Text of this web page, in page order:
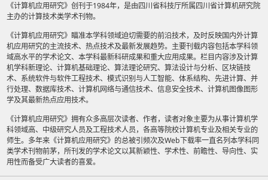
《计算机应用研究》创刊于1984年，是由四川省科技厅所属四川省计算机研究院
主办的计算技术类学术刊物。
《计算机应用研究》瞄准本学科领域迫切需要的前沿技术，及时反映国内外计算
机应用研究的主流技术、热点技术及最新发展趋势。主要刊载内容包括本学科领
域高水平的学术论文、本学科最新科研成果和重大应用成果。栏目内容涉及计算
机学科新理论、计算机基础理论、算法理论研究、算法设计与分析、区块链技
术、系统软件与软件工程技术、模式识别与人工智能、体系结构、先进计算、并
行处理、数据库技术、计算机网络与通信技术、信息安全技术、计算机图像图形
学及其最新热点应用技术。
《计算机应用研究》拥有众多高层次读者、作者，读者对象主要为从事计算机学
科领域高、中级研究人员及工程技术人员，各高等院校计算机专业及相关专业的
师生。多年来《计算机应用研究》的总被引频次及Web下载率一直名列本学科同
类学术刊物前茅，所刊发的学术论文以其新颖性、学术性、前瞻性、导向性、实
用性而备受广大读者的喜爱。